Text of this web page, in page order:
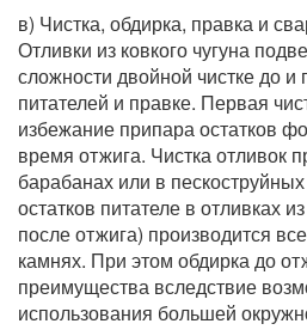
в) Чистка, обдирка, правка и
Отливки из ковкого чугуна
сложности двойной чистке до и
питателей и правке. Первая
избежание припара остатков
время отжига. Чистка отливок
барабанах или в
остатков питателе в отливках
после отжига) производится
камнях. При этом обдирка до
преимущества вследствие
использования большей